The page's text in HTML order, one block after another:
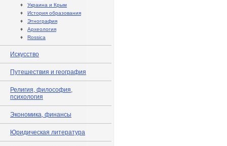
♦ Украина и Крым
♦ История образования
♦ Этнография
♦ Археология
♦ Rossica
Искусство
Путешествия и география
Религия, философия,
психология
Экономика, финансы
Юридическая литература